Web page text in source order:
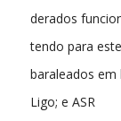
derados
tendo para
baraleados em
Ligo; e ASR